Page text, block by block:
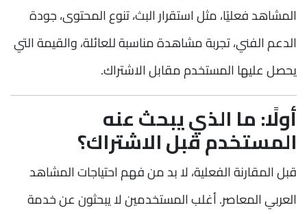
المشاهد فعليًا، مثل استقرار البث، تنوع المحتوى، جودة
الدعم الفني، تجربة مشاهدة مناسبة للعائلة، والقيمة التي
يحصل عليها المستخدم مقابل الاشتراك.
أولًا: ما الذي يبحث عنه
المستخدم قبل الاشتراك؟
قبل المقارنة الفعلية، لا بد من فهم احتياجات المشاهد
العربي المعاصر. أغلب المستخدمين لا يبحثون عن خدمة